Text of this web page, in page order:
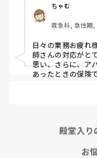
ちゃむ
救急科, 急性期
日々の業務お疲れ
師さんの対応がと
思い、さらに、ア
あったときの保険
殿堂入り
お